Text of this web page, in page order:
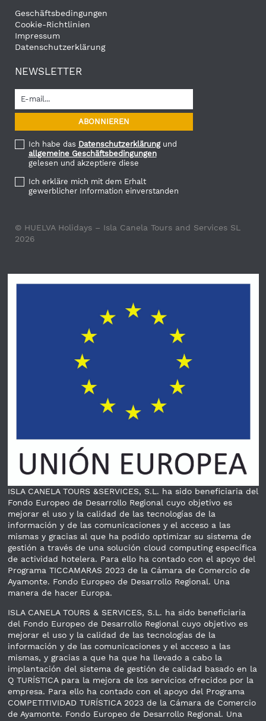
Geschäftsbedingungen
Cookie-Richtlinien
Impressum
Datenschutzerklärung
NEWSLETTER
Ich habe das Datenschutzerklärungund
allgemeine Geschäftsbedingungen
gelesen und akzeptiere diese
Ich erkläre mich mit dem Erhalt
gewerblicher Information einverstanden
© HUELVA Holidays – Isla Canela Tours and Services SL
2026
ISLA CANELA TOURS &SERVICES, S.L. ha sido beneficiaria del
Fondo Europeo de Desarrollo Regional cuyo objetivo es
mejorar el uso y la calidad de las tecnologías de la
información y de las comunicaciones y el acceso a las
mismas y gracias al que ha podido optimizar su sistema de
gestión a través de una solución cloud computing específica
de actividad hotelera. Para ello ha contado con el apoyo del
Programa TICCAMARAS 2023 de la Cámara de Comercio de
Ayamonte. Fondo Europeo de Desarrollo Regional. Una
manera de hacer Europa.
ISLA CANELA TOURS & SERVICES, S.L. ha sido beneficiaria
del Fondo Europeo de Desarrollo Regional cuyo objetivo es
mejorar el uso y la calidad de las tecnologías de la
información y de las comunicaciones y el acceso a las
mismas, y gracias a que ha que ha llevado a cabo la
implantación del sistema de gestión de calidad basado en la
Q TURÍSTICA para la mejora de los servicios ofrecidos por la
empresa. Para ello ha contado con el apoyo del Programa
COMPETITIVIDAD TURÍSTICA 2023 de la Cámara de Comercio
de Ayamonte. Fondo Europeo de Desarrollo Regional. Una